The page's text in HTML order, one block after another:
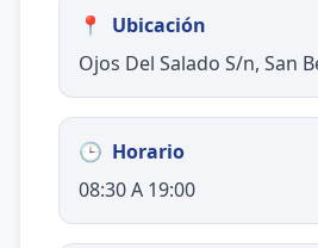
📍
Ubicación
Ojos Del Salado S/n, San
🕒 Horario
08:30 A 19:00